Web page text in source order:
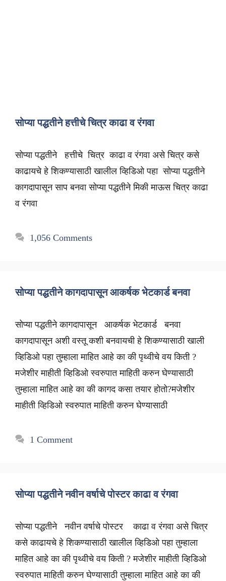
सोप्या पद्धतीने हत्तीचे चित्र काढा व रंगवा
सोप्या पद्धतीने हत्तीचे चित्र काढा व रंगवा असे चित्र कसे
काढायचे हे शिकण्यासाठी खालील व्हिडिओ पहा सोप्या पद्धतीने
कागदापासून साप बनवा सोप्या पद्धतीने मिकी माऊस चित्र काढा
व रंगवा
1,056 Comments
सोप्या पद्धतीने कागदापासून आकर्षक भेटकार्ड बनवा
सोप्या पद्धतीने कागदापासून आकर्षक भेटकार्ड बनवा
कागदापासून अशी वस्तू कशी बनवायची हे शिकण्यासाठी खाली
व्हिडिओ पहा तुम्हाला माहित आहे का की पृथ्वीचे वय किती ?
मजेशीर माहीती व्हिडिओ स्वरुपात माहिती करुन घेण्यासाठी
तुम्हाला माहित आहे का की कागद कसा तयार होतो?मजेशीर
माहीती व्हिडिओ स्वरुपात माहिती करुन घेण्यासाठी
1 Comment
सोप्या पद्धतीने नवीन वर्षाचे पोस्टर काढा व रंगवा
सोप्या पद्धतीने नवीन वर्षाचे पोस्टर काढा व रंगवा असे चित्र
कसे काढायचे हे शिकण्यासाठी खालील व्हिडिओ पहा तुम्हाला
माहित आहे का की पृथ्वीचे वय किती ? मजेशीर माहीती व्हिडिओ
स्वरुपात माहिती करुन घेण्यासाठी तुम्हाला माहित आहे का की